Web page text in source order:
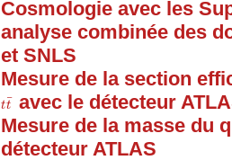
Cosmologie avec les
analyse combinée des
et SNLS
Mesure de la section
tt
¯
tt¯
avec le détecteur
Mesure de la masse du
détecteur ATLAS